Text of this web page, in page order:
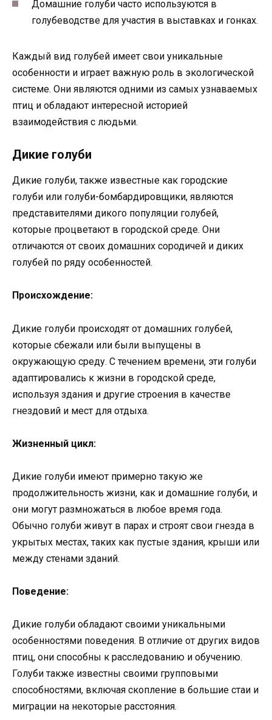
Домашние голуби часто используются в
голубеводстве для участия в выставках и гонках.
Каждый вид голубей имеет свои уникальные
особенности и играет важную роль в экологической
системе. Они являются одними из самых узнаваемых
птиц и обладают интересной историей
взаимодействия с людьми.
Дикие голуби
Дикие голуби, также известные как городские
голуби или голуби-бомбардировщики, являются
представителями дикого популяции голубей,
которые процветают в городской среде. Они
отличаются от своих домашних сородичей и диких
голубей по ряду особенностей.
Происхождение:
Дикие голуби происходят от домашних голубей,
которые сбежали или были выпущены в
окружающую среду. С течением времени, эти голуби
адаптировались к жизни в городской среде,
используя здания и другие строения в качестве
гнездовий и мест для отдыха.
Жизненный цикл:
Дикие голуби имеют примерно такую же
продолжительность жизни, как и домашние голуби, и
они могут размножаться в любое время года.
Обычно голуби живут в парах и строят свои гнезда в
укрытых местах, таких как пустые здания, крыши или
между стенами зданий.
Поведение:
Дикие голуби обладают своими уникальными
особенностями поведения. В отличие от других видов
птиц, они способны к расследованию и обучению.
Голуби также известны своими групповыми
способностями, включая скопление в большие стаи и
миграции на некоторые расстояния.